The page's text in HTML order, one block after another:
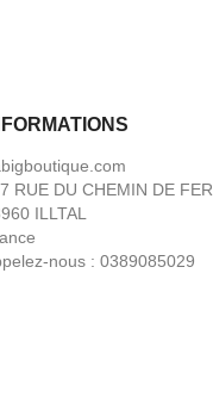
RUE DU CHEMIN DE FER
ILLTAL
nous : 0389085029